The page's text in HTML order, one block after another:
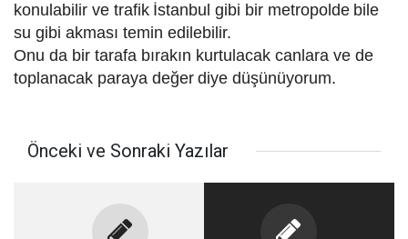
konulabilir ve trafik İstanbul gibi bir metropolde bile
su gibi akması temin edilebilir.
Onu da bir tarafa bırakın kurtulacak canlara ve de
toplanacak paraya değer diye düşünüyorum.
Önceki ve Sonraki Yazılar